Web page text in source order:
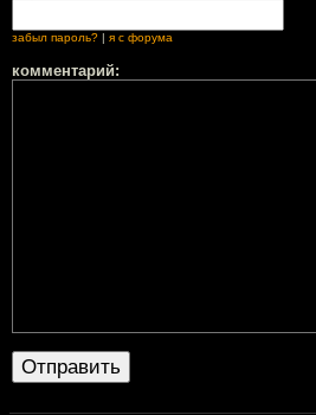
забыл пароль? | я с форума
комментарий: